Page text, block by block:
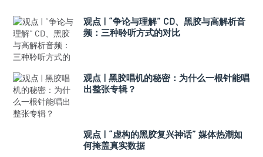
观点 | “争论与理解” CD、黑胶与高解析音
频：三种聆听方式的对比
观点 | 黑胶唱机的秘密：为什么一根针能唱
出整张专辑？
观点 | “虚构的黑胶复兴神话” 媒体热潮如
何掩盖真实数据